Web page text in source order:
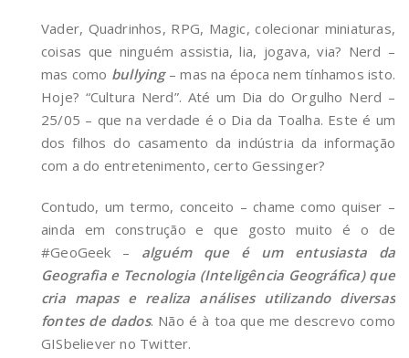
Vader, Quadrinhos, RPG, Magic, colecionar miniaturas,
coisas que ninguém assistia, lia, jogava, via? Nerd –
mas como bullying– mas na época nem tínhamos isto.
Hoje? “Cultura Nerd”. Até um Dia do Orgulho Nerd –
25/05 – que na verdade é o Dia da Toalha. Este é um
dos filhos do casamento da indústria da informação
com a do entretenimento, certo Gessinger?
Contudo, um termo, conceito – chame como quiser –
ainda em construção e que gosto muito é o de
#GeoGeek – alguém que é um entusiasta da
Geografia e Tecnologia (Inteligência Geográfica) que
cria mapas e realiza análises utilizando diversas
fontes de dados. Não é à toa que me descrevo como
GISbeliever no Twitter.